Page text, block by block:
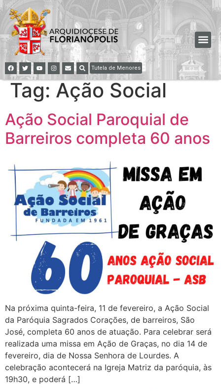
Tutela de Menores
Tag: Ação Social
Ação Social Paroquial de
Barreiros completa 60 anos
Na próxima quinta-feira, 11 de fevereiro, a Ação Social
da Paróquia Sagrados Corações, de barreiros, São
José, completa 60 anos de atuação. Para celebrar será
realizada uma missa em Ação de Graças, no dia 14 de
fevereiro, dia de Nossa Senhora de Lourdes. A
celebração acontecerá na Igreja Matriz da paróquia, às
19h30, e poderá […]